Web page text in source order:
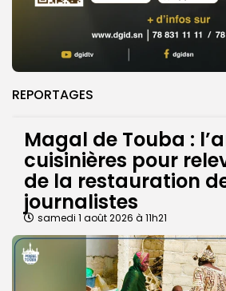
REPORTAGES
Magal de Touba :
cuisinières pour
de la restauration
journalistes
samedi 1 août 2026 à 11h21